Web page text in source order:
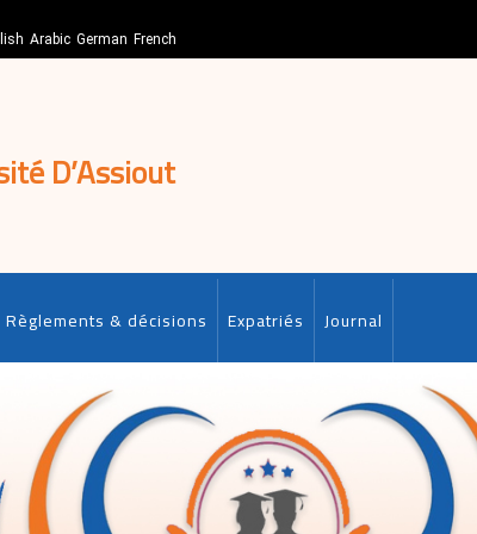
Arabic German French
D’Assiout
Règlements & décisions Expatriés Journal